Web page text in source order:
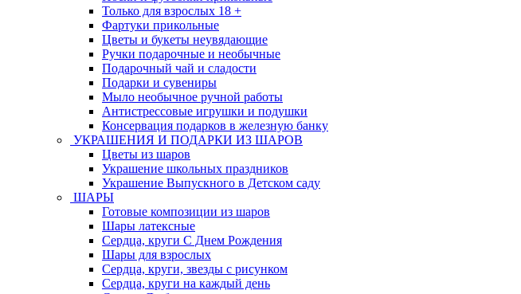
Только для взрослых 18 +
Фартуки прикольные
Цветы и букеты неувядающие
Ручки подарочные и необычные
Подарочный чай и сладости
Подарки и сувениры
Мыло необычное ручной работы
Антистрессовые игрушки и подушки
Консервация подарков в железную банку
УКРАШЕНИЯ И ПОДАРКИ ИЗ ШАРОВ
Цветы из шаров
Украшение школьных праздников
Украшение Выпускного в Детском саду
ШАРЫ
Готовые композиции из шаров
Шары латексные
Сердца, круги С Днем Рождения
Шары для взрослых
Сердца, круги, звезды с рисунком
Сердца, круги на каждый день